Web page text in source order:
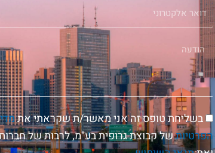
דואר
אלקטרוני
הודעה
הסכמה
בשליחת טופס זה אני מאשר/ת שקראתי את
הפרטיותשל קבוצת גרופית בע"מ, לרבות של